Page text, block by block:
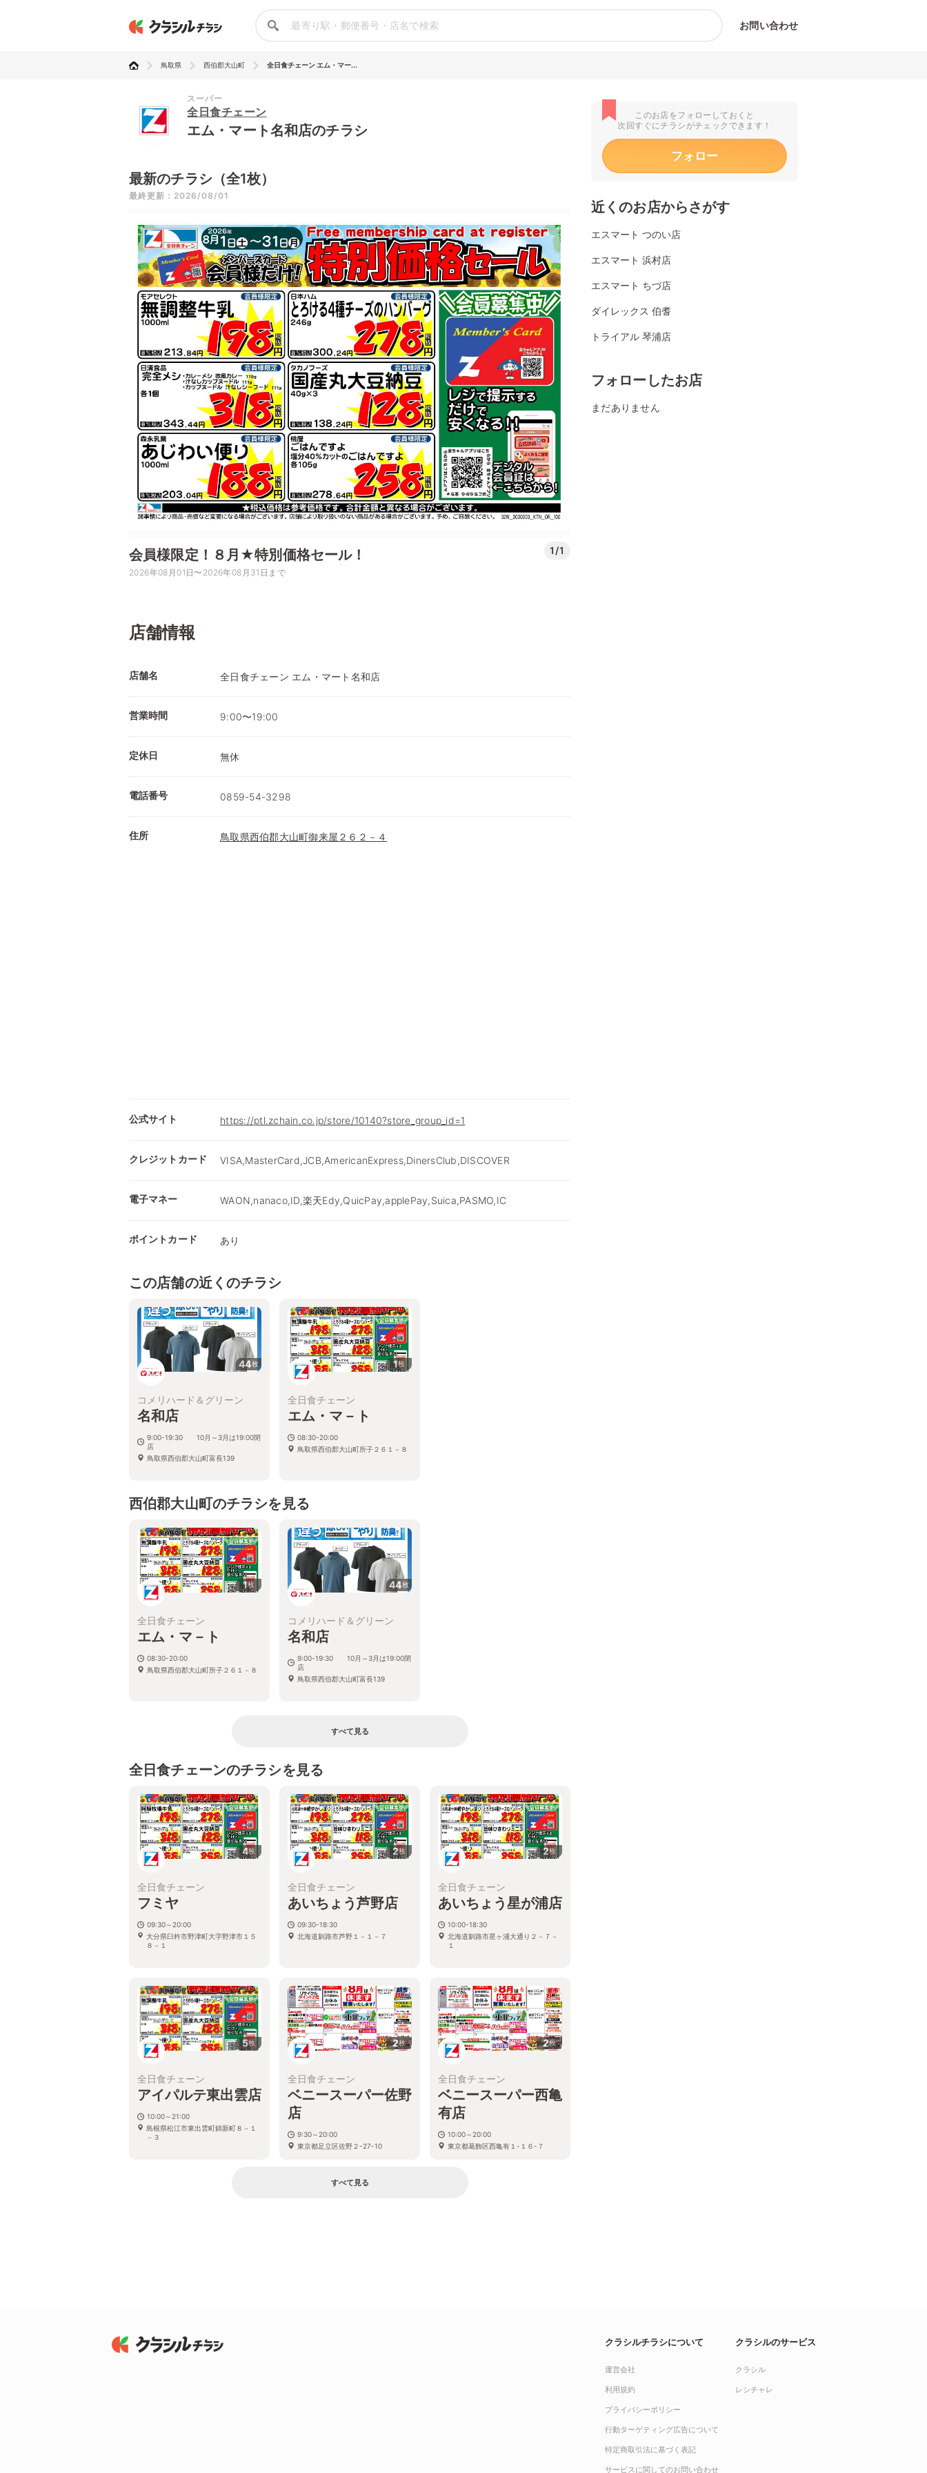
お問い合わせ
鳥取県 西伯郡大山町 全日食チェーン エム・マー...
スーパー
全日食チェーン
エム・マート名和店のチラシ
最新のチラシ（全1枚）
最終更新：2026/08/01
会員様限定！８月★特別価格セール！ 1/1
2026年08月01日〜2026年08月31日まで
店舗情報
店舗名 全日食チェーン エム・マート名和店
営業時間 9:00〜19:00
定休日 無休
電話番号 0859-54-3298
住所 鳥取県西伯郡大山町御来屋２６２－４
公式サイト https://ptl.zchain.co.jp/store/10140?store_group_id=1
クレジットカード VISA,MasterCard,JCB,AmericanExpress,DinersClub,DISCOVER
電子マネー WAON,nanaco,ID,楽天Edy,QuicPay,applePay,Suica,PASMO,IC
ポイントカード あり
この店舗の近くのチラシ
44枚
コメリハード＆グリーン
名和店
9:00-19:30 10月～3月は19:00閉
店
鳥取県西伯郡大山町富長139
1枚
全日食チェーン
エム・マ－ト
08:30-20:00
鳥取県西伯郡大山町所子２６１－８
西伯郡大山町のチラシを見る
1枚
全日食チェーン
エム・マ－ト
08:30-20:00
鳥取県西伯郡大山町所子２６１－８
44枚
コメリハード＆グリーン
名和店
9:00-19:30 10月～3月は19:00閉
店
鳥取県西伯郡大山町富長139
すべて見る
全日食チェーンのチラシを見る
4枚
全日食チェーン
フミヤ
09:30～20:00
大分県臼杵市野津町大字野津市１５
８－１
2枚
全日食チェーン
あいちょう芦野店
09:30-18:30
北海道釧路市芦野１－１－７
2枚
全日食チェーン
あいちょう星が浦店
10:00-18:30
北海道釧路市星ヶ浦大通り２－７－
１
5枚
全日食チェーン
アイパルテ東出雲店
10:00～21:00
島根県松江市東出雲町錦新町８－１
－３
2枚
全日食チェーン
ベニースーパー佐野
店
9:30～20:00
東京都足立区佐野２-27-10
2枚
全日食チェーン
ベニースーパー西亀
有店
10:00～20:00
東京都葛飾区西亀有１-１６-７
すべて見る
このお店をフォローしておくと
次回すぐにチラシがチェックできます！
フォロー
近くのお店からさがす
エスマート つのい店
エスマート 浜村店
エスマート ちづ店
ダイレックス 伯耆
トライアル 琴浦店
フォローしたお店
まだありません
クラシルチラシについて
運営会社
利用規約
プライバシーポリシー
行動ターゲティング広告について
特定商取引法に基づく表記
サービスに関してのお問い合わせ
クラシルのサービス
クラシル
レシチャレ